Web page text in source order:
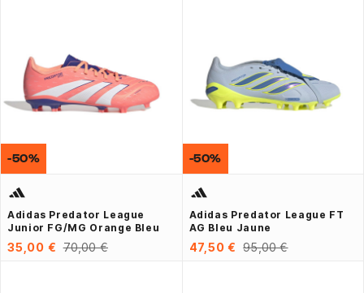
Adidas Predator League
Junior FG/MG Orange Bleu
35,00 € 70,00 €
-50%
Adidas Predator League FT
AG Bleu Jaune
47,50 € 95,00 €
-50%